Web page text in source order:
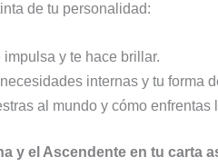
de tu personalidad:
y te hace brillar.
internas y tu forma
al mundo y cómo enfrentas
y el Ascendente en tu carta